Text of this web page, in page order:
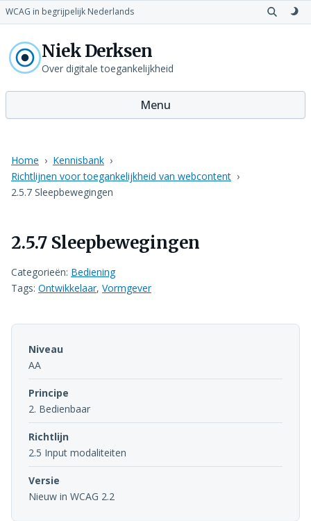
WCAG in begrijpelijk Nederlands
Open
Niek Derksen
Over digitale toegankelijkheid
Menu
Home
Kennisbank
Richtlijnen voor toegankelijkheid van webcontent
2.5.7 Sleepbewegingen
2.5.7 Sleepbewegingen
Categorieën: Bediening
Tags: Ontwikkelaar, Vormgever
Niveau
AA
Principe
2. Bedienbaar
Richtlijn
2.5 Input modaliteiten
Versie
Nieuw in WCAG 2.2